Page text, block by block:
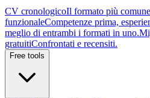
CV cronologicoIl formato più
funzionaleCompetenze prima,
meglio di entrambi i formati in uno.
gratuitiConfrontati e recensiti.
Free tools